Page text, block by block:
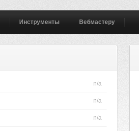
Инструменты Вебмастеру
n/a
n/a
n/a